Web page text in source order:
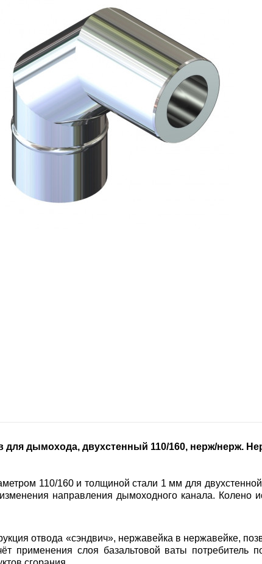
для дымохода, двухстенный 110/160, нерж/нерж.
110/160 и толщиной стали 1 мм для
направления дымоходного канала. Колено
отвода «сэндвич», нержавейка в нержавейке,
применения слоя базальтовой ваты потребитель